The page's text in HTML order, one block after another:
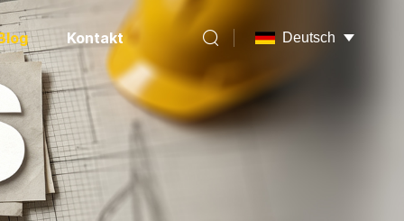
Kontakt Deutsch